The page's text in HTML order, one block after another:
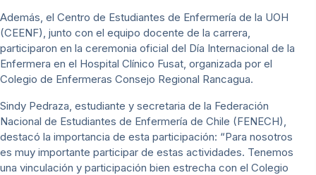
Además, el Centro de Estudiantes de Enfermería de la UOH
(CEENF), junto con el equipo docente de la carrera,
participaron en la ceremonia oficial del Día Internacional de la
Enfermera en el Hospital Clínico Fusat, organizada por el
Colegio de Enfermeras Consejo Regional Rancagua.
Sindy Pedraza, estudiante y secretaria de la Federación
Nacional de Estudiantes de Enfermería de Chile (FENECH),
destacó la importancia de esta participación: “Para nosotros
es muy importante participar de estas actividades. Tenemos
una vinculación y participación bien estrecha con el Colegio